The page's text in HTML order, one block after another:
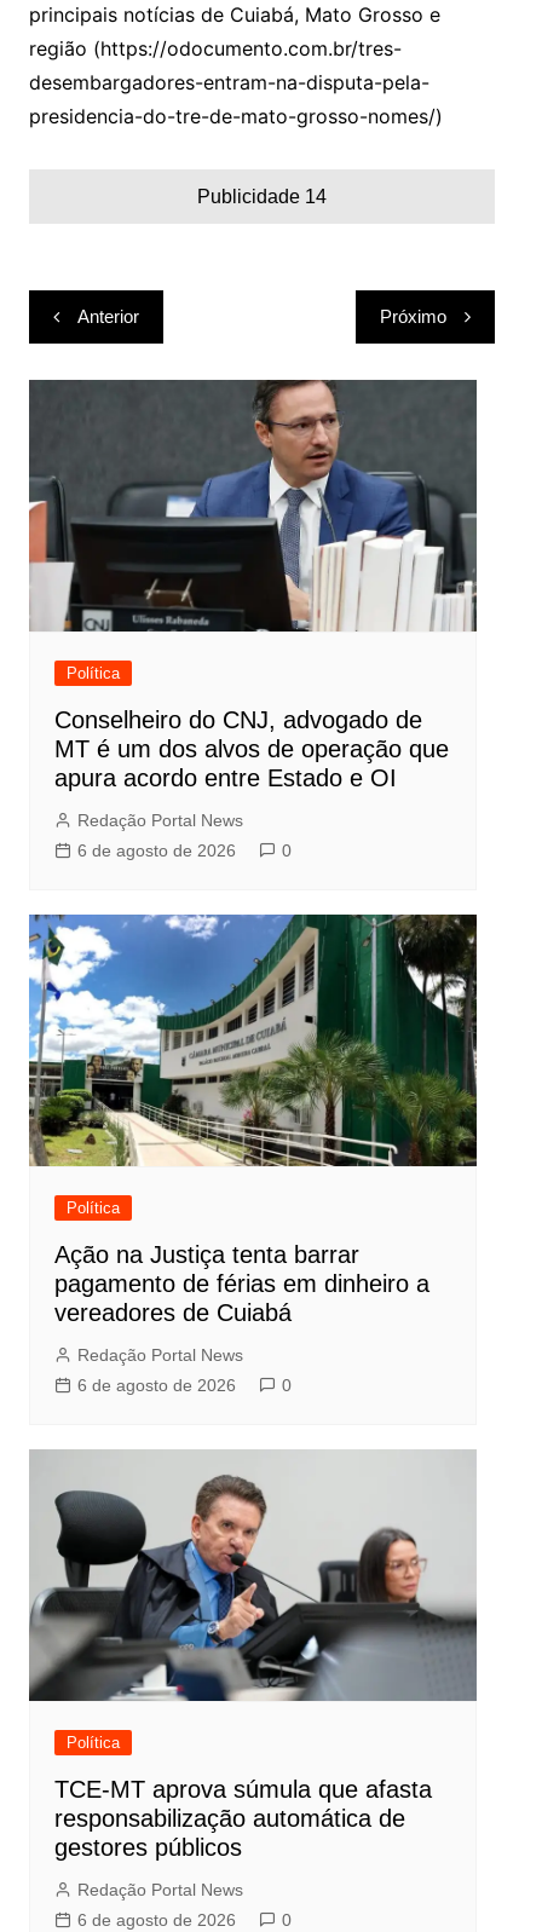
principais notícias de Cuiabá, Mato Grosso e
região (https://odocumento.com.br/tres-
desembargadores-entram-na-disputa-pela-
presidencia-do-tre-de-mato-grosso-nomes/)
Publicidade 14
Navegação
de
Post
Anterior Próximo
Política
Conselheiro do CNJ, advogado de
MT é um dos alvos de operação que
apura acordo entre Estado e OI
Redação Portal News
6 de agosto de 2026
0
Política
Ação na Justiça tenta barrar
pagamento de férias em dinheiro a
vereadores de Cuiabá
Redação Portal News
6 de agosto de 2026
0
Política
TCE-MT aprova súmula que afasta
responsabilização automática de
gestores públicos
Redação Portal News
6 de agosto de 2026
0